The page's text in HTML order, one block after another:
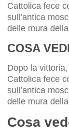
Cattolica fece
sull’antica
delle mura
COSA
Dopo la
Cattolica fece
sull’antica
delle mura
Cosa